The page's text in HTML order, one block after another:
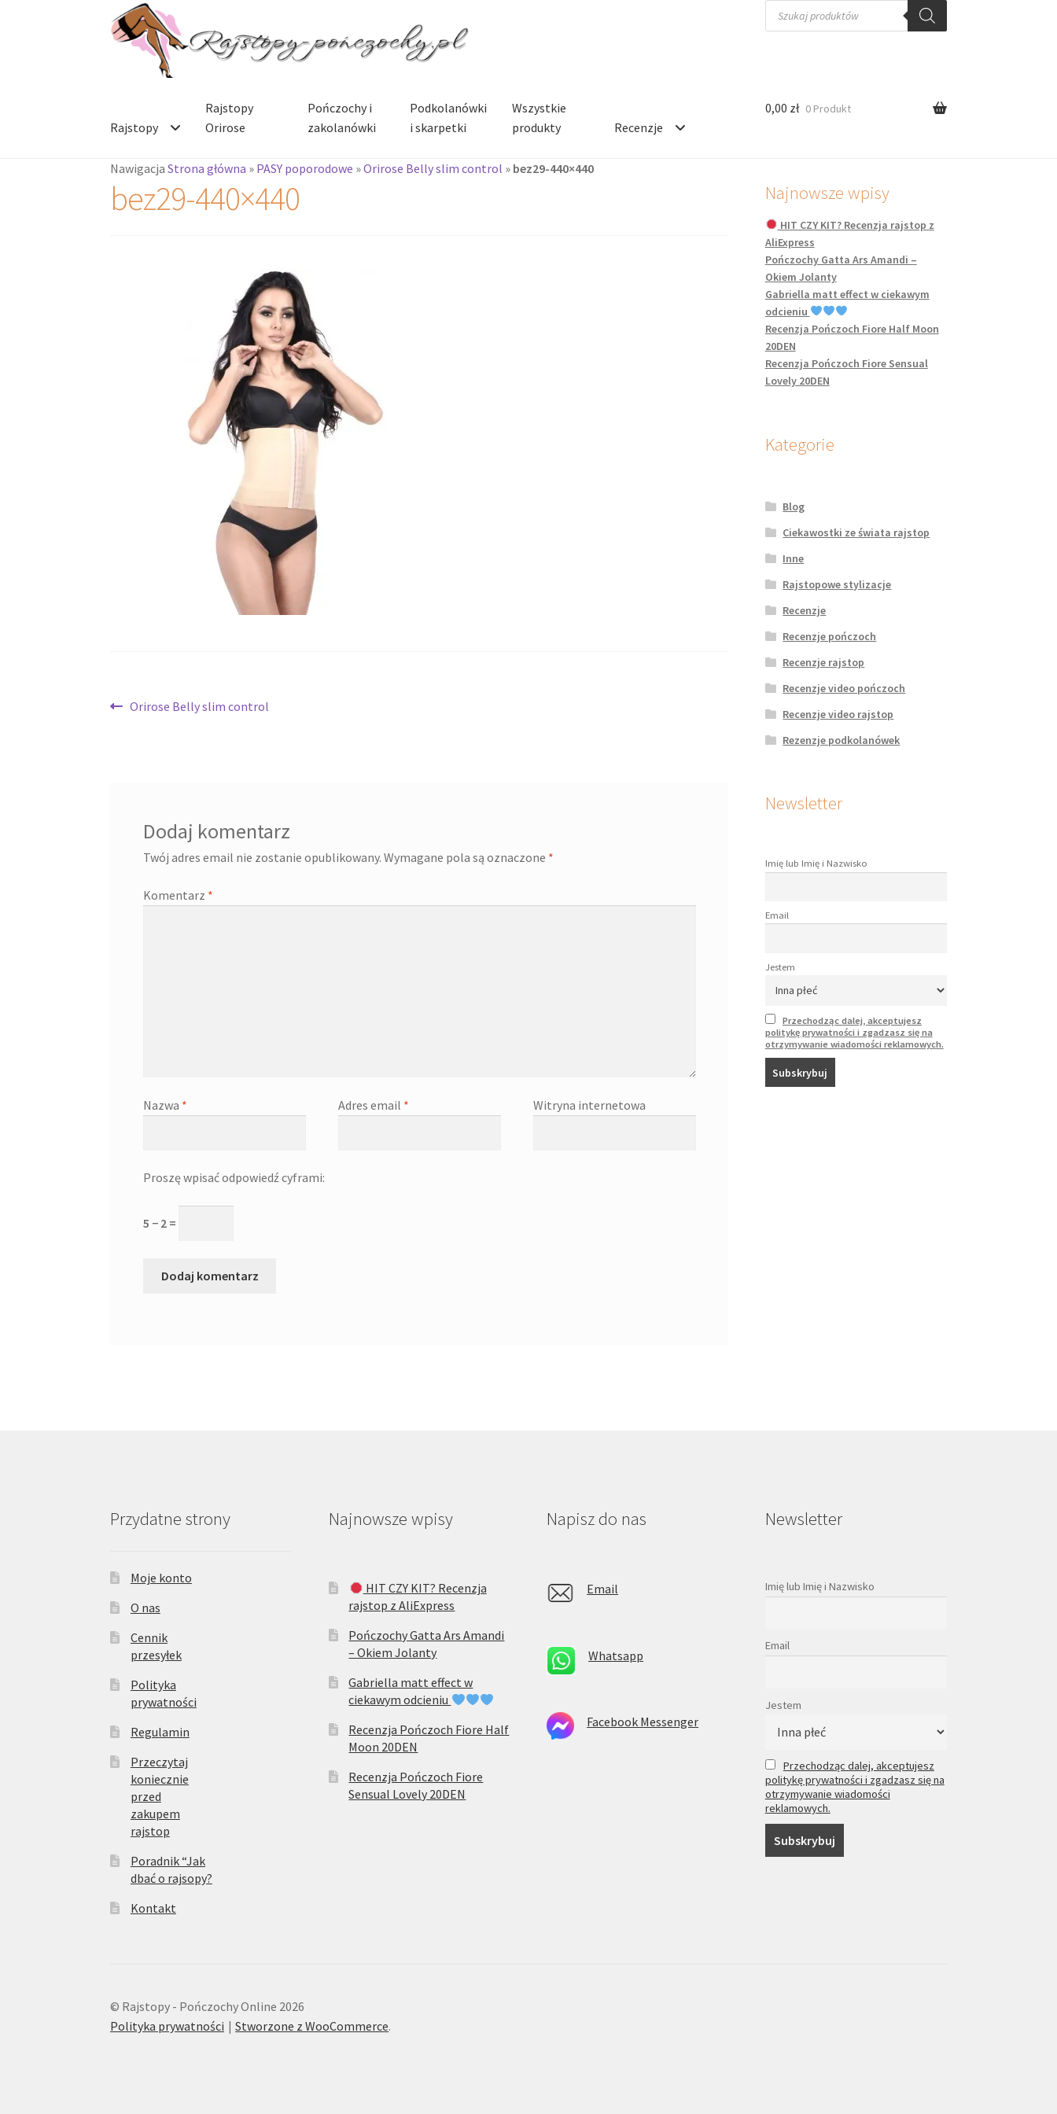
Przejdź
do
nawigacji
Przejdź
do
treści
Wyszukiwarka
produktów
Rajstopy
Rajstopy
Orirose
Pończochy i
zakolanówki
Podkolanówki
i skarpetki
Wszystkie
produkty
Recenzje
0,00 zł 0 Produkt
NawigacjaStrona główna » PASY poporodowe »Orirose Belly slim control » bez29-440×440
bez29-440×440
Nawigacja
Poprzedni
Orirose Belly slim control
Dodaj komentarz
Twój adres email nie zostanie opublikowany. Wymagane pola są oznaczone *
Komentarz *
Nazwa * Adres email * Witryna internetowa
Proszę wpisać odpowiedź cyframi:
5 − 2 =
Najnowsze wpisy
HIT CZY KIT? Recenzja rajstop z
AliExpress
Pończochy Gatta Ars Amandi –
Okiem Jolanty
Gabriella matt effect w ciekawym
odcieniu
Recenzja Pończoch Fiore Half Moon
20DEN
Recenzja Pończoch Fiore Sensual
Lovely 20DEN
Kategorie
Blog
Ciekawostki ze świata rajstop
Inne
Rajstopowe stylizacje
Recenzje
Recenzje pończoch
Recenzje rajstop
Recenzje video pończoch
Recenzje video rajstop
Rezenzje podkolanówek
Newsletter
Imię lub Imię i Nazwisko
Email
Jestem
Przechodząc dalej, akceptujesz
politykę prywatności i zgadzasz się na
otrzymywanie wiadomości reklamowych.
Przydatne strony
Moje konto
O nas
Cennik
przesyłek
Polityka
prywatności
Regulamin
Przeczytaj
koniecznie
przed
zakupem
rajstop
Poradnik “Jak
dbać o rajsopy?
Kontakt
Najnowsze wpisy
HIT CZY KIT? Recenzja
rajstop z AliExpress
Pończochy Gatta Ars Amandi
– Okiem Jolanty
Gabriella matt effect w
ciekawym odcieniu
Recenzja Pończoch Fiore Half
Moon 20DEN
Recenzja Pończoch Fiore
Sensual Lovely 20DEN
Napisz do nas
Email
Whatsapp
Facebook Messenger
Newsletter
Imię lub Imię i Nazwisko
Email
Jestem
Przechodząc dalej, akceptujesz
politykę prywatności i zgadzasz się na
otrzymywanie wiadomości
reklamowych.
© Rajstopy - Pończochy Online 2026
Polityka prywatności
Stworzone z WooCommerce.